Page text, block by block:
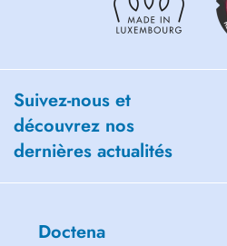
Suivez-nous et
découvrez nos
dernières actualités
Doctena